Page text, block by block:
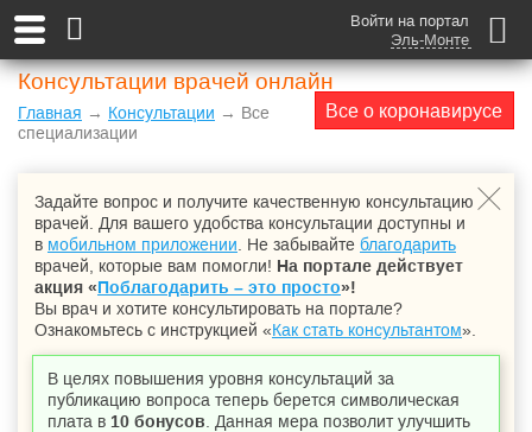
Войти на портал
Эль-Монте
Консультации врачей онлайн
Все о коронавирусе
Главная → Консультации → Все
специализации
Задайте вопрос и получите качественную консультацию
врачей. Для вашего удобства консультации доступны и
в мобильном приложении . Не забывайте благодарить
врачей, которые вам помогли! На портале действует
акция «Поблагодарить – это просто»!
Вы врач и хотите консультировать на портале?
Ознакомьтесь с инструкцией «Как стать консультантом».
В целях повышения уровня консультаций за
публикацию вопроса теперь берется символическая
плата в 10 бонусов . Данная мера позволит улучшить